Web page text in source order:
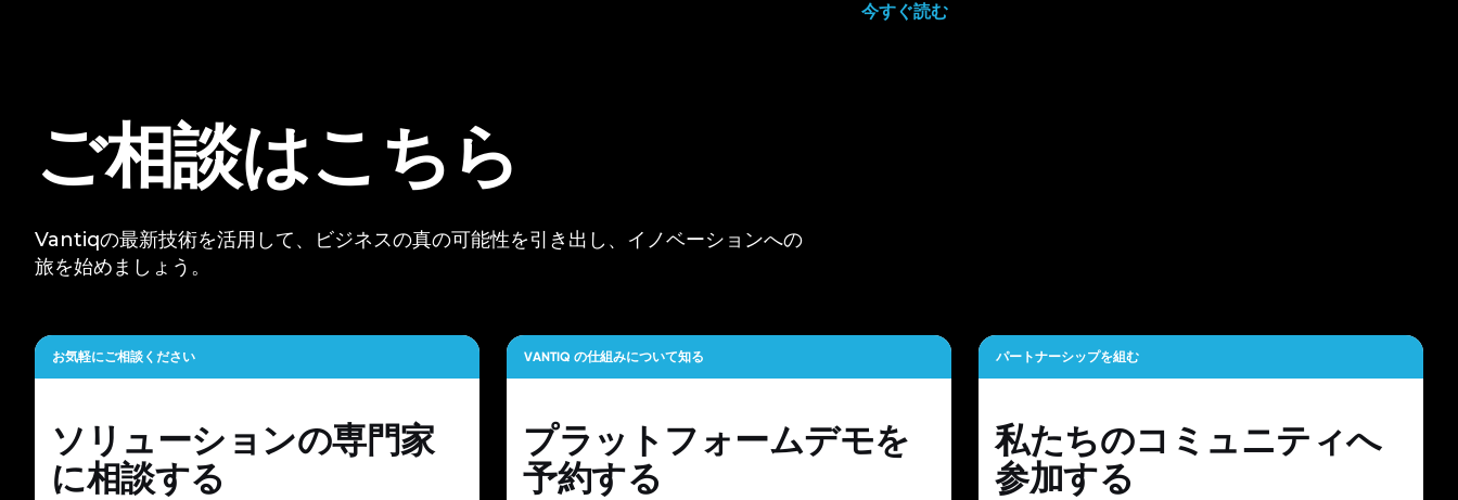
今すぐ読む
ご相談はこちら
Vantiqの最新技術を活用して、ビジネスの真の可能性を引き出し、イノベーションへの
旅を始めましょう。
お気軽にご相談ください
ソリューションの専門家
に相談する
VANTIQ の仕組みについて知る
プラットフォームデモを
予約する
パートナーシップを組む
私たちのコミュニティへ
参加する